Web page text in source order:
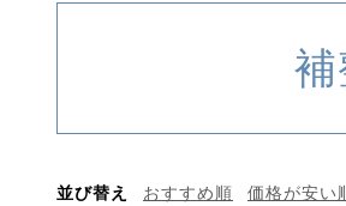
並び替え おすすめ順 価格が安い